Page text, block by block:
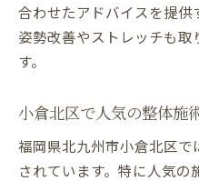
合わせたアドバイスを提
姿勢改善やストレッチも
す。
小倉北区で人気の整体施
福岡県北九州市小倉北区
されています。特に人気